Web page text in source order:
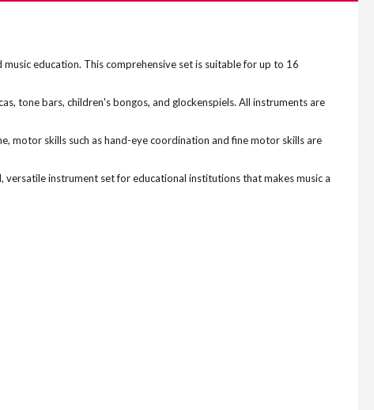
education. This comprehensive set is suitable for up to 16
tone bars, children's bongos, and glockenspiels. All instruments are
motor skills such as hand-eye coordination and fine motor skills are
instrument set for educational institutions that makes music a